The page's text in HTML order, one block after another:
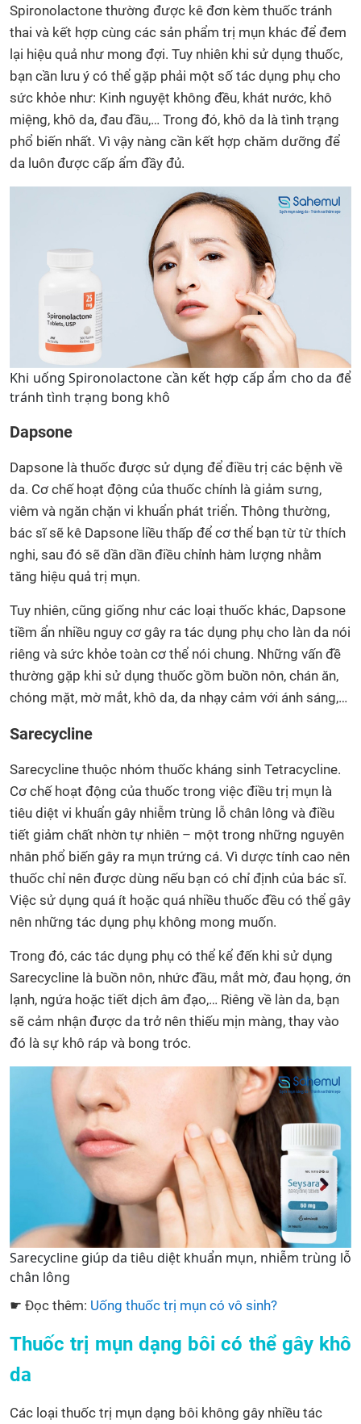
Spironolactone thường được kê đơn kèm thuốc tránh
thai và kết hợp cùng các sản phẩm trị mụn khác để đem
lại hiệu quả như mong đợi. Tuy nhiên khi sử dụng thuốc,
bạn cần lưu ý có thể gặp phải một số tác dụng phụ cho
sức khỏe như: Kinh nguyệt không đều, khát nước, khô
miệng, khô da, đau đầu,… Trong đó, khô da là tình trạng
phổ biến nhất. Vì vậy nàng cần kết hợp chăm dưỡng để
da luôn được cấp ẩm đầy đủ.
Khi uống Spironolactone cần kết hợp cấp ẩm cho da để
tránh tình trạng bong khô
Dapsone
Dapsone là thuốc được sử dụng để điều trị các bệnh về
da. Cơ chế hoạt động của thuốc chính là giảm sưng,
viêm và ngăn chặn vi khuẩn phát triển. Thông thường,
bác sĩ sẽ kê Dapsone liều thấp để cơ thể bạn từ từ thích
nghi, sau đó sẽ dần dần điều chỉnh hàm lượng nhằm
tăng hiệu quả trị mụn.
Tuy nhiên, cũng giống như các loại thuốc khác, Dapsone
tiềm ẩn nhiều nguy cơ gây ra tác dụng phụ cho làn da nói
riêng và sức khỏe toàn cơ thể nói chung. Những vấn đề
thường gặp khi sử dụng thuốc gồm buồn nôn, chán ăn,
chóng mặt, mờ mắt, khô da, da nhạy cảm với ánh sáng,…
Sarecycline
Sarecycline thuộc nhóm thuốc kháng sinh Tetracycline.
Cơ chế hoạt động của thuốc trong việc điều trị mụn là
tiêu diệt vi khuẩn gây nhiễm trùng lỗ chân lông và điều
tiết giảm chất nhờn tự nhiên – một trong những nguyên
nhân phổ biến gây ra mụn trứng cá. Vì dược tính cao nên
thuốc chỉ nên được dùng nếu bạn có chỉ định của bác sĩ.
Việc sử dụng quá ít hoặc quá nhiều thuốc đều có thể gây
nên những tác dụng phụ không mong muốn.
Trong đó, các tác dụng phụ có thể kể đến khi sử dụng
Sarecycline là buồn nôn, nhức đầu, mắt mờ, đau họng, ớn
lạnh, ngứa hoặc tiết dịch âm đạo,… Riêng về làn da, bạn
sẽ cảm nhận được da trở nên thiếu mịn màng, thay vào
đó là sự khô ráp và bong tróc.
Sarecycline giúp da tiêu diệt khuẩn mụn, nhiễm trùng lỗ
chân lông
☛ Đọc thêm: Uống thuốc trị mụn có vô sinh?
Thuốc trị mụn dạng bôi có thể gây khô
da
Các loại thuốc trị mụn dạng bôi không gây nhiều tác